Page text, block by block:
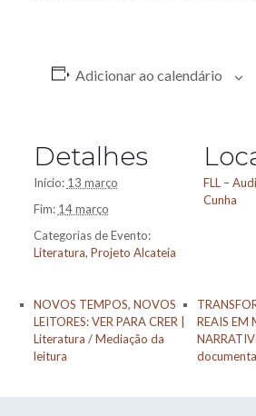
Adicionar ao calendário
Detalhes
Início: 13 março
Fim: 14 março
Categorias de Evento:
Literatura, Projeto Alcateia
FLL –
Cunha
NOVOS TEMPOS, NOVOS
LEITORES: VER PARA CRER |
Literatura / Mediação da
leitura
REAIS EM